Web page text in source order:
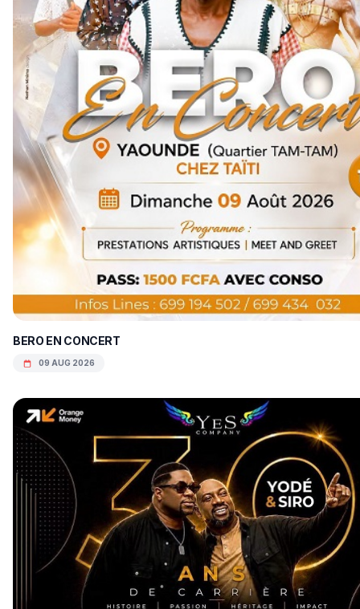
BERO EN CONCERT
09 AUG 2026